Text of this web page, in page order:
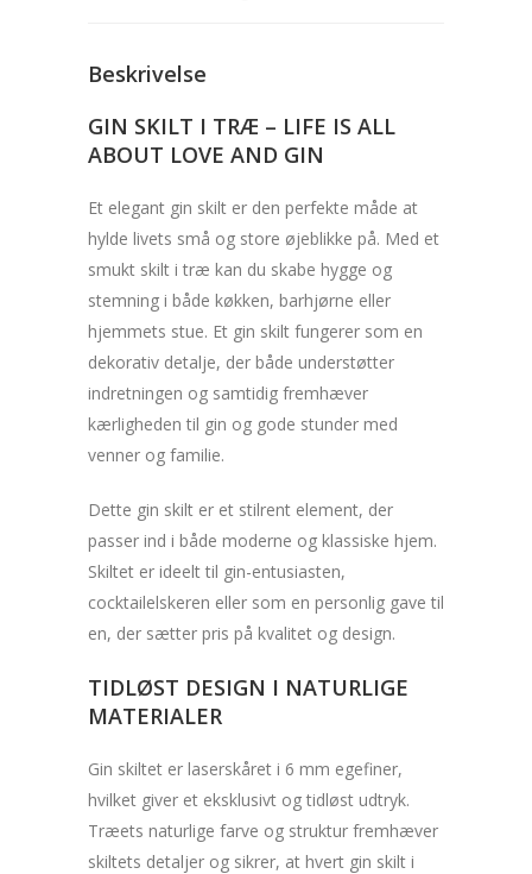
Beskrivelse
GIN SKILT I TRÆ – LIFE IS ALL
ABOUT LOVE AND GIN
Et elegant gin skilt er den perfekte måde at
hylde livets små og store øjeblikke på. Med et
smukt skilt i træ kan du skabe hygge og
stemning i både køkken, barhjørne eller
hjemmets stue. Et gin skilt fungerer som en
dekorativ detalje, der både understøtter
indretningen og samtidig fremhæver
kærligheden til gin og gode stunder med
venner og familie.
Dette gin skilt er et stilrent element, der
passer ind i både moderne og klassiske hjem.
Skiltet er ideelt til gin-entusiasten,
cocktailelskeren eller som en personlig gave til
en, der sætter pris på kvalitet og design.
TIDLØST DESIGN I NATURLIGE
MATERIALER
Gin skiltet er laserskåret i 6 mm egefiner,
hvilket giver et eksklusivt og tidløst udtryk.
Træets naturlige farve og struktur fremhæver
skiltets detaljer og sikrer, at hvert gin skilt i